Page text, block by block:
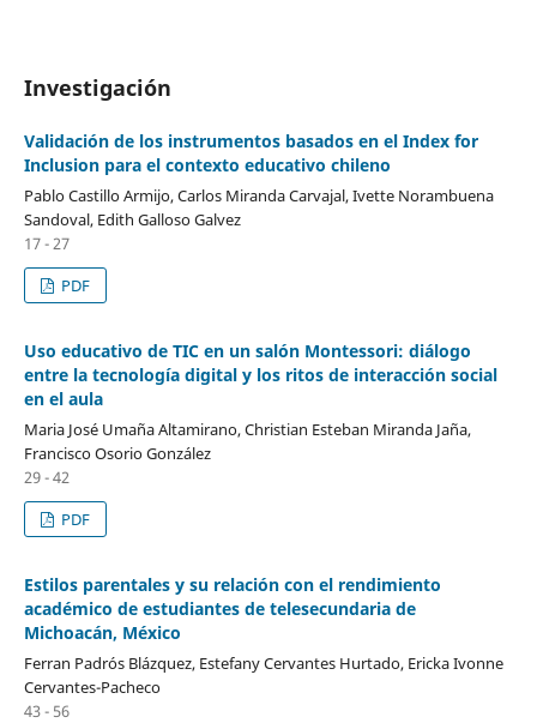
Investigación
Validación de los instrumentos basados en el Index for
Inclusion para el contexto educativo chileno
Pablo Castillo Armijo, Carlos Miranda Carvajal, Ivette Norambuena
Sandoval, Edith Galloso Galvez
17 - 27
PDF
Uso educativo de TIC en un salón Montessori: diálogo
entre la tecnología digital y los ritos de interacción social
en el aula
Maria José Umaña Altamirano, Christian Esteban Miranda Jaña,
Francisco Osorio González
29 - 42
PDF
Estilos parentales y su relación con el rendimiento
académico de estudiantes de telesecundaria de
Michoacán, México
Ferran Padrós Blázquez, Estefany Cervantes Hurtado, Ericka Ivonne
Cervantes-Pacheco
43 - 56